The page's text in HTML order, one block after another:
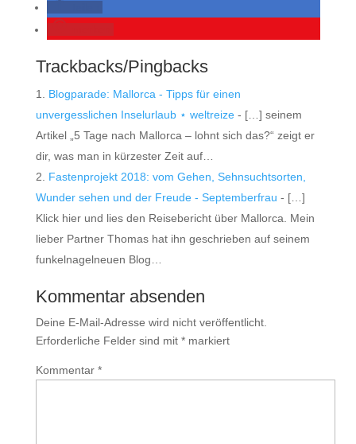
Trackbacks/Pingbacks
Blogparade: Mallorca - Tipps für einen
unvergesslichen Inselurlaub ⋆ weltreize- […] seinem
Artikel „5 Tage nach Mallorca – lohnt sich das?“ zeigt er
dir, was man in kürzester Zeit auf…
Fastenprojekt 2018: vom Gehen, Sehnsuchtsorten,
Wunder sehen und der Freude - Septemberfrau - […]
Klick hier und lies den Reisebericht über Mallorca. Mein
lieber Partner Thomas hat ihn geschrieben auf seinem
funkelnagelneuen Blog…
Kommentar absenden
Deine E-Mail-Adresse wird nicht veröffentlicht.
Erforderliche Felder sind mit *markiert
Kommentar *